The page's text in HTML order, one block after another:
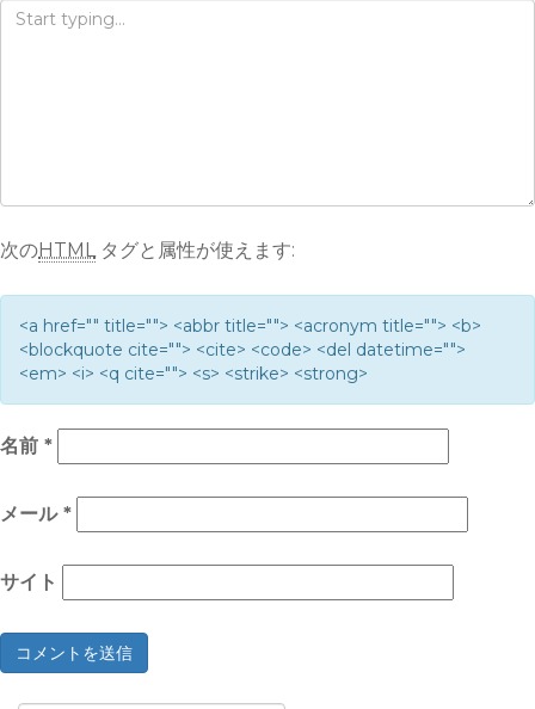
次のHTMLタグと属性が使えます:
<a href="" title=""> <abbr title=""> <acronym title=""> <b>
<blockquote cite=""> <cite> <code> <del datetime="">
<em> <i> <q cite=""> <s> <strike> <strong>
名前 *
メール *
サイト